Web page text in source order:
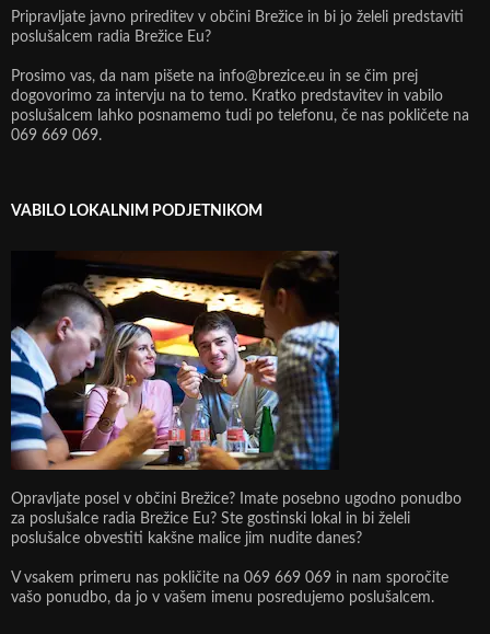
Pripravljate javno prireditev v občini Brežice in bi jo želeli predstaviti
poslušalcem radia Brežice Eu?
Prosimo vas, da nam pišete na info@brezice.eu in se čim prej
dogovorimo za intervju na to temo. Kratko predstavitev in vabilo
poslušalcem lahko posnamemo tudi po telefonu, če nas pokličete na
069 669 069.
VABILO LOKALNIM PODJETNIKOM
Opravljate posel v občini Brežice? Imate posebno ugodno ponudbo
za poslušalce radia Brežice Eu? Ste gostinski lokal in bi želeli
poslušalce obvestiti kakšne malice jim nudite danes?
V vsakem primeru nas pokličite na 069 669 069 in nam sporočite
vašo ponudbo, da jo v vašem imenu posredujemo poslušalcem.